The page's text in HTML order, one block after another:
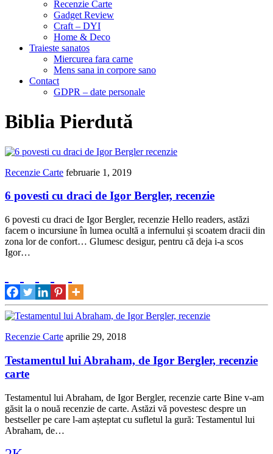
Recenzie Carte
Gadget Review
Craft – DYI
Home & Deco
Traieste sanatos
Miercurea fara carne
Mens sana in corpore sano
Contact
GDPR – date personale
Biblia Pierdută
Recenzie Carte februarie 1, 2019
6 povesti cu draci de Igor Bergler, recenzie
6 povesti cu draci de Igor Bergler, recenzie Hello readers, astăzi
facem o incursiune în lumea ocultă a infernului și scoatem dracii din
zona lor de confort… Glumesc desigur, pentru că deja i-a scos
Igor…
Recenzie Carte aprilie 29, 2018
Testamentul lui Abraham, de Igor Bergler, recenzie
carte
Testamentul lui Abraham, de Igor Bergler, recenzie carte Bine v-am
găsit la o nouă recenzie de carte. Astăzi vă povestesc despre un
bestseller pe care l-am așteptat cu sufletul la gură: Testamentul lui
Abraham, de…